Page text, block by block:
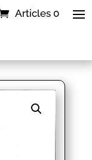
Articles 0